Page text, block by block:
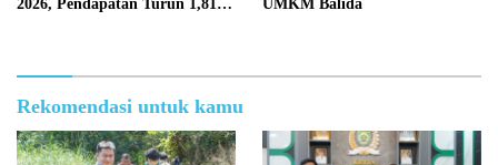
2026, Pendapatan Turun 1,81
UMKM Balida
Rekomendasi untuk kamu